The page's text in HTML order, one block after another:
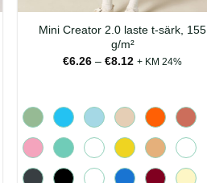
Mini Creator 2.0 laste t-särk, 155
g/m²
€6.26 – €8.12 Hinnavahemik:
+ KM 24%